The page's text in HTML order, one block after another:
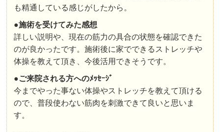
も精通している感じがしたから。
●施術を受けてみた感想
詳しい説明や、現在の筋力の具合の状態を確認できた
のが良かったです。施術後に家でできるストレッチや
体操を教えて頂き、今後活用できそうです。
●ご来院される方へのﾒｯｾｰｼﾞ
今までやった事ない体操やストレッチを教えて頂ける
ので、普段使わない筋肉を刺激できて良いと思いま
す。